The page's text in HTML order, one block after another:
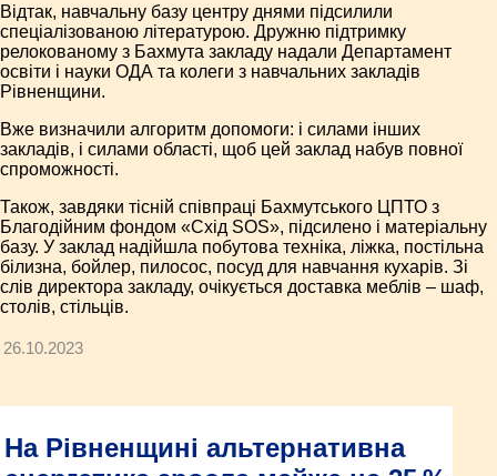
Відтак, навчальну базу центру днями підсилили
спеціалізованою літературою. Дружню підтримку
релокованому з Бахмута закладу надали Департамент
освіти і науки ОДА та колеги з навчальних закладів
Рівненщини.
Вже визначили алгоритм допомоги: і силами інших
закладів, і силами області, щоб цей заклад набув повної
спроможності.
Також, завдяки тісній співпраці Бахмутського ЦПТО з
Благодійним фондом «Схід SOS», підсилено і матеріальну
базу. У заклад надійшла побутова техніка, ліжка, постільна
білизна, бойлер, пилосос, посуд для навчання кухарів. Зі
слів директора закладу, очікується доставка меблів – шаф,
столів, стільців.
26.10.2023
На Рівненщині альтернативна